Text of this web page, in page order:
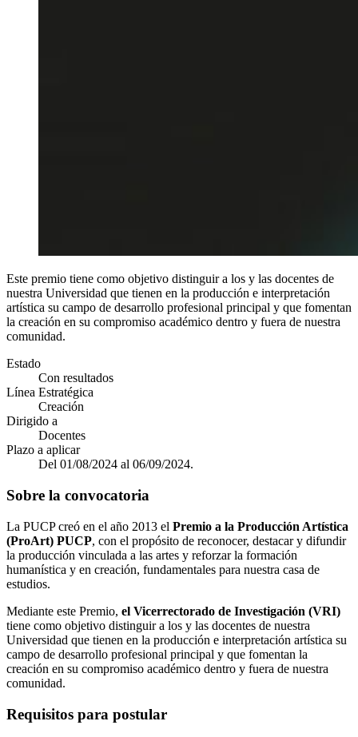
Este premio tiene como objetivo distinguir a los y las docentes de
nuestra Universidad que tienen en la producción e interpretación
artística su campo de desarrollo profesional principal y que fomentan
la creación en su compromiso académico dentro y fuera de nuestra
comunidad.
Estado
Con resultados
Línea Estratégica
Creación
Dirigido a
Docentes
Plazo a aplicar
Del 01/08/2024 al 06/09/2024.
Sobre la convocatoria
La PUCP creó en el año 2013 el Premio a la Producción Artística
(ProArt) PUCP, con el propósito de reconocer, destacar y difundir
la producción vinculada a las artes y reforzar la formación
humanística y en creación, fundamentales para nuestra casa de
estudios.
Mediante este Premio, el Vicerrectorado de Investigación (VRI)
tiene como objetivo distinguir a los y las docentes de nuestra
Universidad que tienen en la producción e interpretación artística su
campo de desarrollo profesional principal y que fomentan la
creación en su compromiso académico dentro y fuera de nuestra
comunidad.
Requisitos para postular